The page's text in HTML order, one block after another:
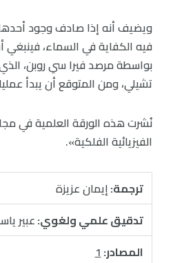
ويضيف أنه إذا صادف وجود
فيه الكفاية في السماء،
بواسطة مرصد فيرا سي روبن،
تشيلي، ومن المتوقع أن يبدأ
نُشرت هذه الورقة العلمية في
الفيزيائية الفلكية».
ترجمة:إيمان عزيزة
تدقيق علمي ولغوي:عبير
المصادر:1